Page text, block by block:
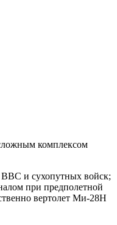
комплексом
ВВС и сухопутных войск;
при предполетной
вертолет Ми-28Н